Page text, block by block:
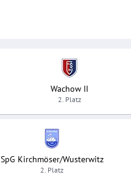
Wachow II
2. Platz
SpG Kirchmöser/Wusterwitz
2. Platz